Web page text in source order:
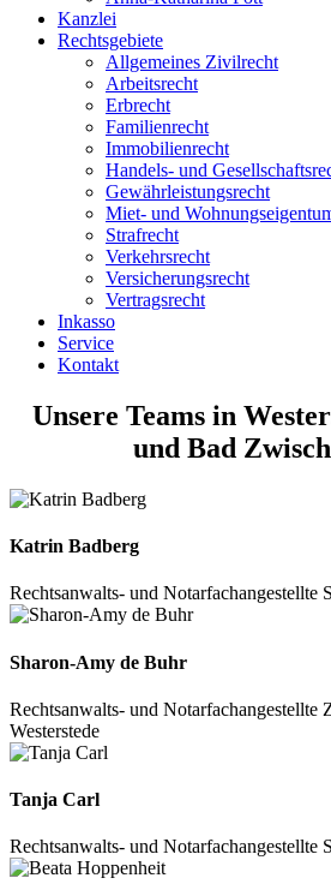
Kanzlei
Rechtsgebiete
Allgemeines Zivilrecht
Arbeitsrecht
Erbrecht
Familienrecht
Immobilienrecht
Handels- und
Gewährleistungsrecht
Miet- und
Strafrecht
Verkehrsrecht
Versicherungsrecht
Vertragsrecht
Inkasso
Service
Kontakt
Unsere Teams in
und Bad
Katrin Badberg
Rechtsanwalts- und Notarfachangestellte
Sharon-Amy de Buhr
Rechtsanwalts- und Notarfachangestellte
Westerstede
Tanja Carl
Rechtsanwalts- und Notarfachangestellte